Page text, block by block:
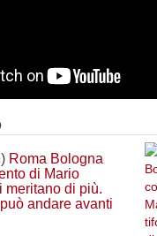
Roma Bologna
di Mario
meritano di più.
andare avanti